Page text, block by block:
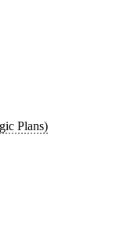
Plans)